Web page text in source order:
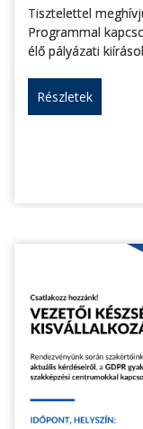
Tisztelettel
Programmal
élő pályázati
Részletek